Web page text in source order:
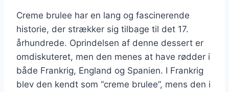
Creme brulee har en lang og fascinerende
historie, der strækker sig tilbage til det 17.
århundrede. Oprindelsen af denne dessert er
omdiskuteret, men den menes at have rødder i
både Frankrig, England og Spanien. I Frankrig
blev den kendt som “creme brulee”, mens den i